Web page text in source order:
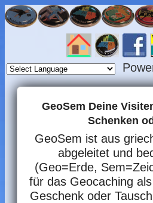
GeoSem Deine
Schenken
GeoSem ist aus
abgeleitet und
(Geo=Erde,
für das Geocaching
Geschenk oder